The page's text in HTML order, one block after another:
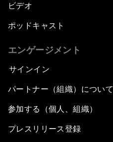
ビデオ
ポッドキャスト
エンゲージメント
サインイン
パートナー（組織）について
参加する（個人、組織）
プレスリリース登録